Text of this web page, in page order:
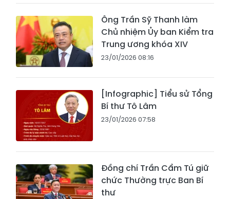
Ông Trần Sỹ Thanh làm
Chủ nhiệm Ủy ban Kiểm tra
Trung ương khóa XIV
23/01/2026 08:16
[Infographic] Tiểu sử Tổng
Bí thư Tô Lâm
23/01/2026 07:58
Đồng chí Trần Cẩm Tú giữ
chức Thường trực Ban Bí
thư